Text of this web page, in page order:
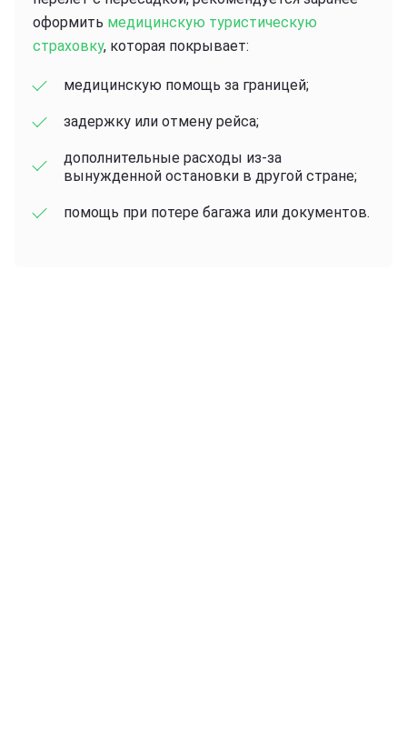
оформить медицинскую туристическую
страховку, которая покрывает:
медицинскую помощь за границей;
задержку или отмену рейса;
дополнительные расходы из-за
вынужденной остановки в другой стране;
помощь при потере багажа или документов.